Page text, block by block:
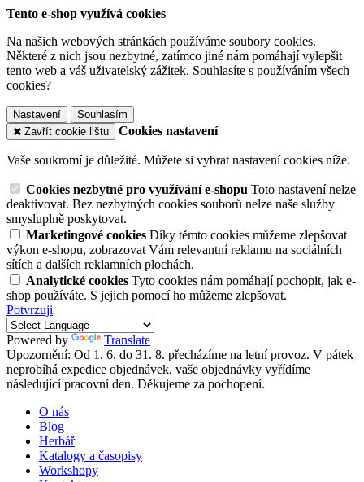
Tento e-shop využívá cookies
Na našich webových stránkách používáme soubory cookies.
Některé z nich jsou nezbytné, zatímco jiné nám pomáhají vylepšit
tento web a váš uživatelský zážitek. Souhlasíte s používáním všech
cookies?
Nastavení
Souhlasím
Zavřít cookie lištu
Cookies nastavení
Vaše soukromí je důležité. Můžete si vybrat nastavení cookies níže.
Cookies nezbytné pro využívání e-shopu Toto nastavení nelze
deaktivovat. Bez nezbytných cookies souborů nelze naše služby
smysluplně poskytovat.
Marketingové cookies Díky těmto cookies můžeme zlepšovat
výkon e-shopu, zobrazovat Vám relevantní reklamu na sociálních
sítích a dalších reklamních plochách.
Analytické cookies Tyto cookies nám pomáhají pochopit, jak e-
shop používáte. S jejich pomocí ho můžeme zlepšovat.
Potvrzuji
Powered by
Translate
Upozornění: Od 1. 6. do 31. 8. přecházíme na letní provoz. V pátek
neprobíhá expedice objednávek, vaše objednávky vyřídíme
následující pracovní den. Děkujeme za pochopení.
O nás
Blog
Herbář
Katalogy a časopisy
Workshopy